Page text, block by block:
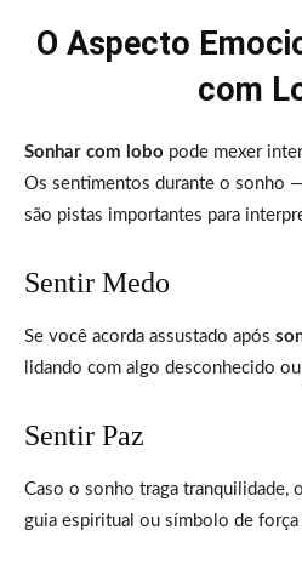
O Aspecto
com
Sonhar com lobo pode mexer
Os sentimentos durante o sonho
são pistas importantes para
Sentir Medo
Se você acorda assustado após
lidando com algo desconhecido
Sentir Paz
Caso o sonho traga tranquilidade,
guia espiritual ou símbolo de força